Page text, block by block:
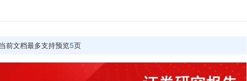
前文档最多支持预览5页